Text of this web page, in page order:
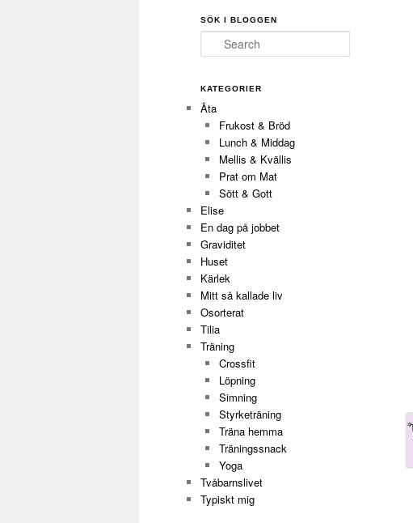
SÖK I BLOGGEN
Search
KATEGORIER
Äta
Frukost & Bröd
Lunch & Middag
Mellis & Kvällis
Prat om Mat
Sött & Gott
Elise
En dag på jobbet
Graviditet
Huset
Kärlek
Mitt så kallade liv
Osorterat
Tilia
Träning
Crossfit
Löpning
Simning
Styrketräning
Träna hemma
Träningssnack
Yoga
Tvåbarnslivet
Typiskt mig